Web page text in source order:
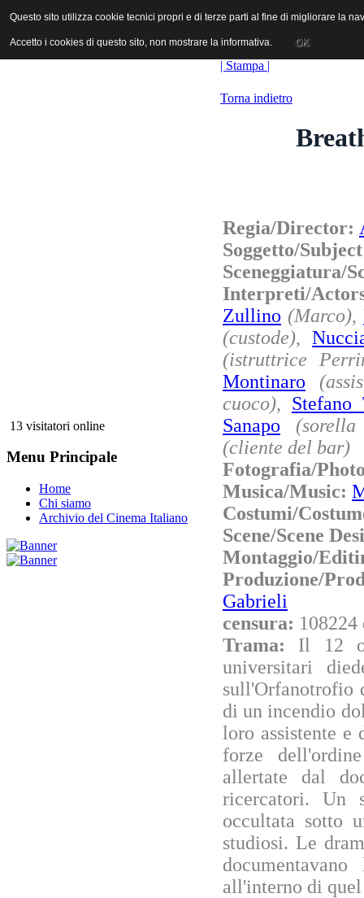
ANICA | Associazione Nazionale Industrie Cinematografiche
13 visitatori online
Menu Principale
Home
Chi siamo
Archivio del Cinema Italiano
| Stampa |
Torna indietro
Regia/Director:
Soggetto/
Sceneggiatura/
Interpreti/
Zullino (Marco),
(custode),
(istruttrice
Montinaro
cuoco), Stefano
Sanapo
(cliente del bar)
Fotografia/
Musica/Music:
Costumi/
Scene/Scene
Montaggio/
Produzione/
Gabrieli
censura:
Trama: Il 12
universitari
sull'Orfanotrofio
di un incendio
loro assistente
forze
allertate dal
ricercatori. Un
occultata sotto
studiosi. Le
all'interno di
Questo sito utilizza cookie tecnici propri e di terze parti al fine di migliorare la
Accetto i cookies di questo sito, non mostrare la informativa. OK
Questo sito utilizza cookie tecnici propri e di terze parti al fine di migliorare la
Accetto i cookies di questo sito, non mostrare la informativa. OK